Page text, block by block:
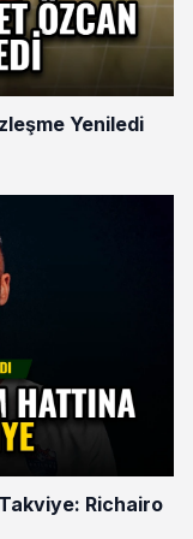
Yeniledi
Richairo